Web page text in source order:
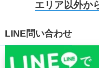
エリア以外か
LINE問い合わせ